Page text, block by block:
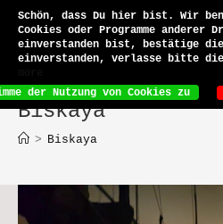
Inhalt
springen
Biskaya
> Biskaya
Schön, dass Du hier bist. Wir
Cookies oder Programme
einverstanden bist, bestätige
einverstanden, verlasse bitte
der Nutzung von Cookies zu